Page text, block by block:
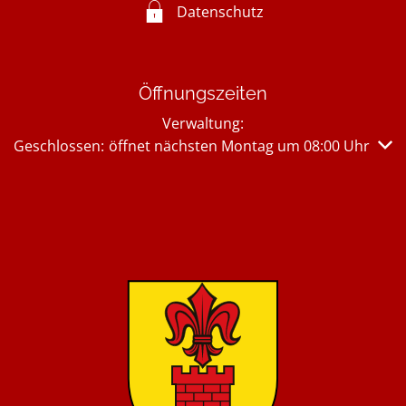
Datenschutz
Öffnungszeiten
Verwaltung:
Klicken, um weitere Öffnungs- oder Schließzeiten
Geschlossen: öffnet nächsten Montag um 08:00 Uhr